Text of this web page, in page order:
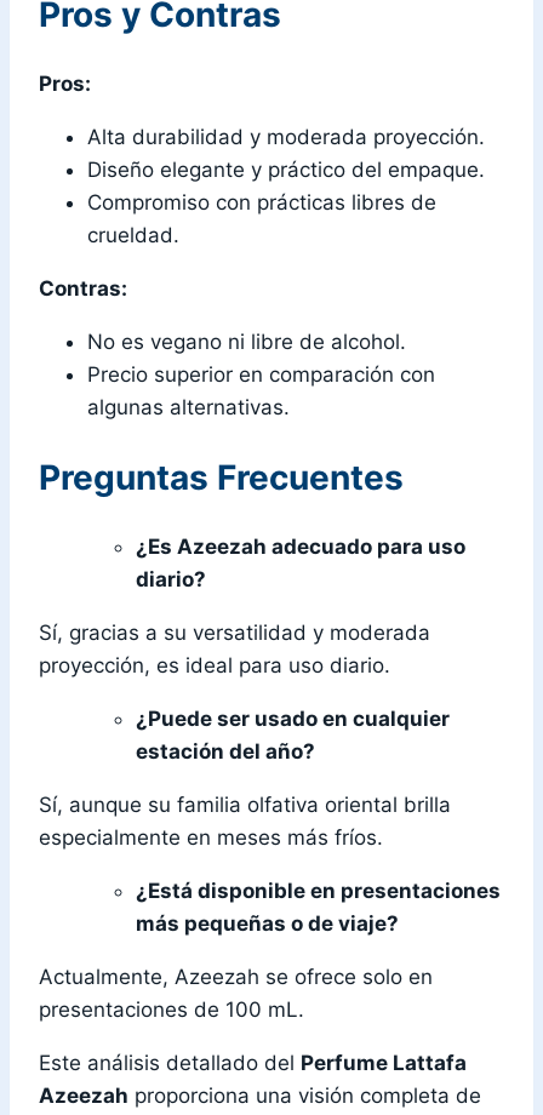
Pros y Contras
Pros:
Alta durabilidad y moderada proyección.
Diseño elegante y práctico del empaque.
Compromiso con prácticas libres de
crueldad.
Contras:
No es vegano ni libre de alcohol.
Precio superior en comparación con
algunas alternativas.
Preguntas Frecuentes
¿Es Azeezah adecuado para uso
diario?
Sí, gracias a su versatilidad y moderada
proyección, es ideal para uso diario.
¿Puede ser usado en cualquier
estación del año?
Sí, aunque su familia olfativa oriental brilla
especialmente en meses más fríos.
¿Está disponible en presentaciones
más pequeñas o de viaje?
Actualmente, Azeezah se ofrece solo en
presentaciones de 100 mL.
Este análisis detallado del Perfume Lattafa
Azeezah proporciona una visión completa de